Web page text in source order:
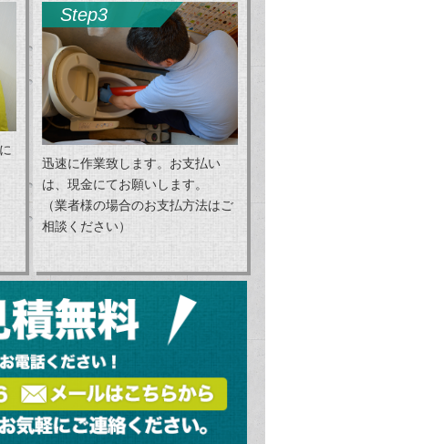
Step3
迅速に作業致します。お支払い
は、現金にてお願いします。
（業者様の場合のお支払方法はご
相談ください）